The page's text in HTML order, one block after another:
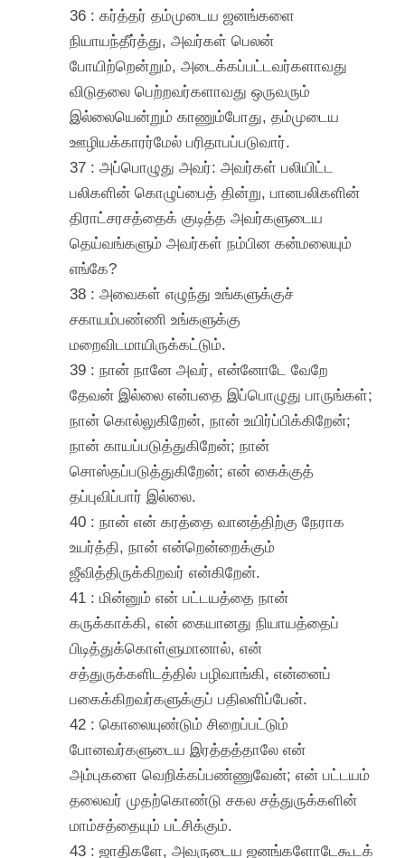
36 : கர்த்தர் தம்முடைய ஜனங்களை
நியாயந்தீர்த்து, அவர்கள் பெலன்
போயிற்றென்றும், அடைக்கப்பட்டவர்களாவது
விடுதலை பெற்றவர்களாவது ஒருவரும்
இல்லையென்றும் காணும்போது, தம்முடைய
ஊழியக்காரர்மேல் பரிதாபப்படுவார்.
37 : அப்பொழுது அவர்: அவர்கள் பலியிட்ட
பலிகளின் கொழுப்பைத் தின்று, பானபலிகளின்
திராட்சரசத்தைக் குடித்த அவர்களுடைய
தெய்வங்களும் அவர்கள் நம்பின கன்மலையும்
எங்கே?
38 : அவைகள் எழுந்து உங்களுக்குச்
சகாயம்பண்ணி உங்களுக்கு
மறைவிடமாயிருக்கட்டும்.
39 : நான் நானே அவர், என்னோடே வேறே
தேவன் இல்லை என்பதை இப்பொழுது பாருங்கள்;
நான் கொல்லுகிறேன், நான் உயிர்ப்பிக்கிறேன்;
நான் காயப்படுத்துகிறேன்; நான்
சொஸ்தப்படுத்துகிறேன்; என் கைக்குத்
தப்புவிப்பார் இல்லை.
40 : நான் என் கரத்தை வானத்திற்கு நேராக
உயர்த்தி, நான் என்றென்றைக்கும்
ஜீவித்திருக்கிறவர் என்கிறேன்.
41 : மின்னும் என் பட்டயத்தை நான்
கருக்காக்கி, என் கையானது நியாயத்தைப்
பிடித்துக்கொள்ளுமானால், என்
சத்துருக்களிடத்தில் பழிவாங்கி, என்னைப்
பகைக்கிறவர்களுக்குப் பதிலளிப்பேன்.
42 : கொலையுண்டும் சிறைப்பட்டும்
போனவர்களுடைய இரத்தத்தாலே என்
அம்புகளை வெறிக்கப்பண்ணுவேன்; என் பட்டயம்
தலைவர் முதற்கொண்டு சகல சத்துருக்களின்
மாம்சத்தையும் பட்சிக்கும்.
43 : ஜாதிகளே, அவருடைய ஜனங்களோடேகூடக்